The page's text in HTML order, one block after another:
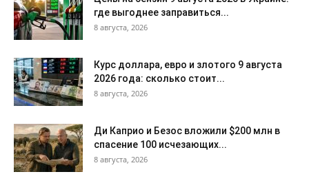
где выгоднее заправиться...
8 августа, 2026
Курс доллара, евро и злотого 9 августа
2026 года: сколько стоит...
8 августа, 2026
Ди Каприо и Безос вложили $200 млн в
спасение 100 исчезающих...
8 августа, 2026